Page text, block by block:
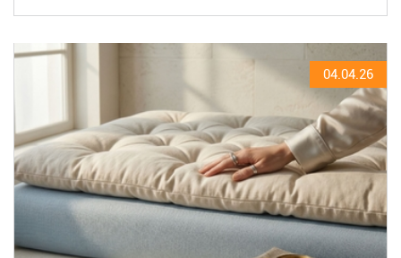
04.04.26